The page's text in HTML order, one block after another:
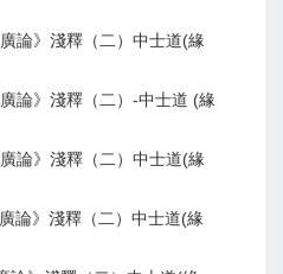
論》淺釋（二）中士道(緣
論》淺釋（二）-中士道 (緣
論》淺釋（二）中士道(緣
論》淺釋（二）中士道(緣